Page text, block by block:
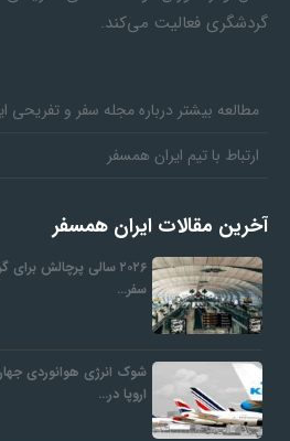
گردشگری فعالیت می‌کند.
مطالعه بیشتر درباره مجله سفر و تفریحی
ارتباط با تیم ایران همسفر
آخرین مقالات ایران همسفر
۲۰۲۶ سالی پرچالش
سفر…
شوک انرژی هوانوردی
اروپا در…